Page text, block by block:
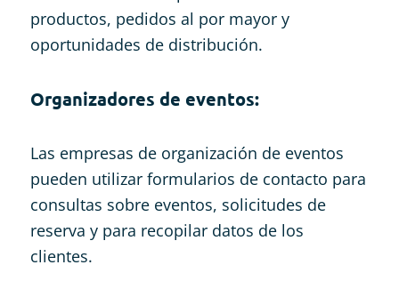
productos, pedidos al por mayor y
oportunidades de distribución.
Organizadores de eventos:
Las empresas de organización de eventos
pueden utilizar formularios de contacto para
consultas sobre eventos, solicitudes de
reserva y para recopilar datos de los
clientes.